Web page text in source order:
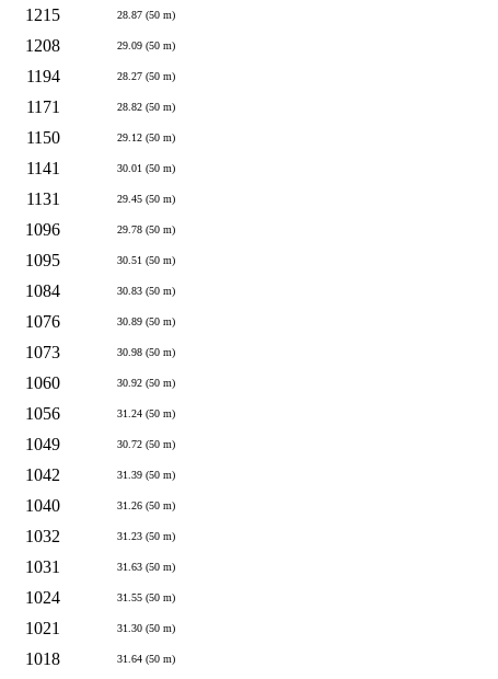
1215 28.87 (50 m)
1208 29.09 (50 m)
1194 28.27 (50 m)
1171 28.82 (50 m)
1150 29.12 (50 m)
1141 30.01 (50 m)
1131 29.45 (50 m)
1096 29.78 (50 m)
1095 30.51 (50 m)
1084 30.83 (50 m)
1076 30.89 (50 m)
1073 30.98 (50 m)
1060 30.92 (50 m)
1056 31.24 (50 m)
1049 30.72 (50 m)
1042 31.39 (50 m)
1040 31.26 (50 m)
1032 31.23 (50 m)
1031 31.63 (50 m)
1024 31.55 (50 m)
1021 31.30 (50 m)
1018 31.64 (50 m)